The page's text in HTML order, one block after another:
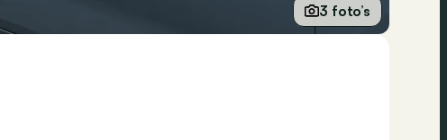
3 foto’s